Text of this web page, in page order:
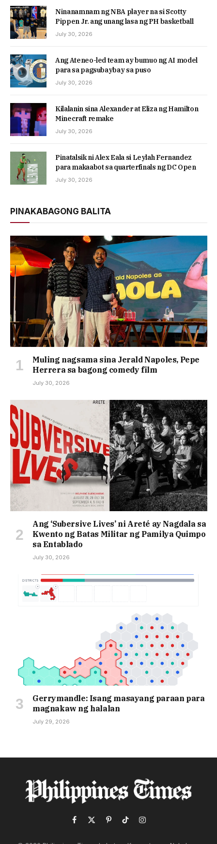
Ninanamnam ng NBA player na si Scotty
Pippen Jr. ang unang lasa ng PH basketball
July 30, 2026
Ang Ateneo-led team ay bumuo ng AI model
para sa pagsubaybay sa puso
July 30, 2026
Kilalanin sina Alexander at Eliza ng Hamilton
Minecraft remake
July 30, 2026
Pinatalsik ni Alex Eala si Leylah Fernandez
para makaabot sa quarterfinals ng DC Open
July 30, 2026
PINAKABAGONG BALITA
Muling nagsama sina Jerald Napoles, Pepe
Herrera sa bagong comedy film
July 30, 2026
Ang ‘Subersive Lives’ ni Areté ay Nagdala sa
Kwento ng Batas Militar ng Pamilya Quimpo
sa Entablado
July 30, 2026
Gerrymandle: Isang masayang paraan para
magnakaw ng halalan
July 29, 2026
Facebook
X
PinterestTikTokInstagram